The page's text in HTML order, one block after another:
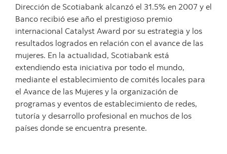
Dirección de Scotiabank alcanzó el 31.5% en 2007 y el
Banco recibió ese año el prestigioso premio
internacional Catalyst Award por su estrategia y los
resultados logrados en relación con el avance de las
mujeres. En la actualidad, Scotiabank está
extendiendo esta iniciativa por todo el mundo,
mediante el establecimiento de comités locales para
el Avance de las Mujeres y la organización de
programas y eventos de establecimiento de redes,
tutoría y desarrollo profesional en muchos de los
países donde se encuentra presente.